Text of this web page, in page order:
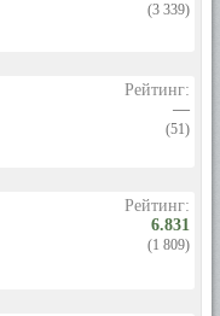
(3 339)
Рейтинг:
—
(51)
Рейтинг:
6.831
(1 809)